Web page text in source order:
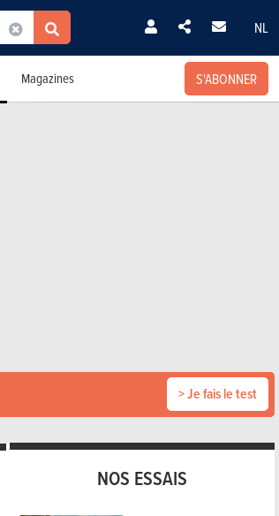
NL
Magazines S'ABONNER
> Je fais le test
NOS ESSAIS